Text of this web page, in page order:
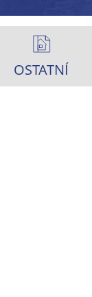
OSTATNÍ